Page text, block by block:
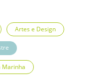
Artes e Design
Marinha